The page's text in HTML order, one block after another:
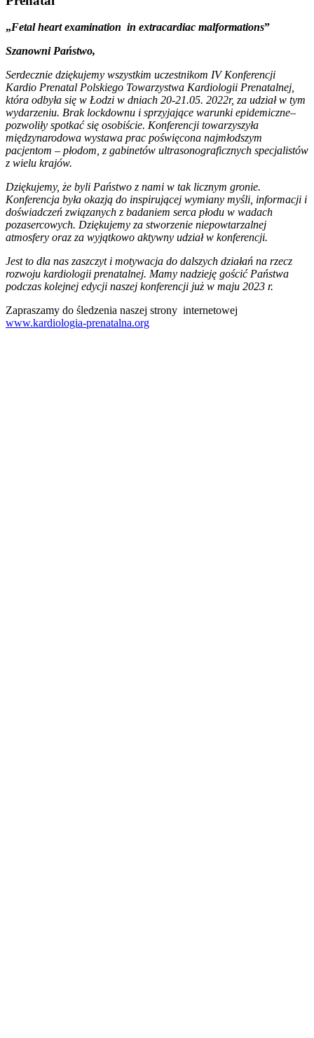
„Fetal heart examination in extracardiac malformations”
Szanowni Państwo,
Serdecznie dziękujemy wszystkim uczestnikom IV Konferencji
Kardio Prenatal Polskiego Towarzystwa Kardiologii Prenatalnej,
która odbyła się w Łodzi w dniach 20-21.05. 2022r, za udział w tym
wydarzeniu. Brak lockdownu i sprzyjające warunki epidemiczne–
pozwoliły spotkać się osobiście. Konferencji towarzyszyła
międzynarodowa wystawa prac poświęcona najmłodszym
pacjentom – płodom, z gabinetów ultrasonograficznych specjalistów
z wielu krajów.
Dziękujemy, że byli Państwo z nami w tak licznym gronie.
Konferencja była okazją do inspirującej wymiany myśli, informacji i
doświadczeń związanych z badaniem serca płodu w wadach
pozasercowych. Dziękujemy za stworzenie niepowtarzalnej
atmosfery oraz za wyjątkowo aktywny udział w konferencji.
Jest to dla nas zaszczyt i motywacja do dalszych działań na rzecz
rozwoju kardiologii prenatalnej. Mamy nadzieję gościć Państwa
podczas kolejnej edycji naszej konferencji już w maju 2023 r.
Zapraszamy do śledzenia naszej strony internetowej
www.kardiologia-prenatalna.org